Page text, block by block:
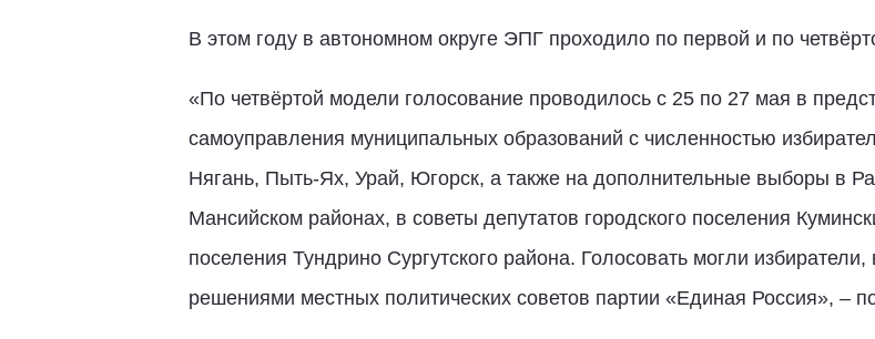
В этом году в автономном округе ЭПГ проходило по первой и по
«По четвёртой модели голосование проводилось с 25 по 27 мая в
самоуправления муниципальных образований с численностью
Нягань, Пыть-Ях, Урай, Югорск, а также на дополнительные выборы в
Мансийском районах, в советы депутатов городского поселения
поселения Тундрино Сургутского района. Голосовать могли
решениями местных политических советов партии «Единая Россия», –